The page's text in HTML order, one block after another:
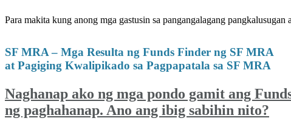
Para makita kung anong mga gastusin sa pangangalagang
SF MRA – Mga Resulta ng Funds Finder ng SF MRA
at Pagiging Kwalipikado sa Pagpapatala sa SF MRA
Naghanap ako ng mga pondo gamit ang
ng paghahanap. Ano ang ibig sabihin nito?